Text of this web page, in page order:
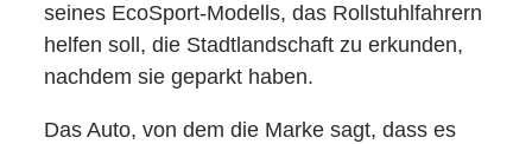
seines EcoSport-Modells, das Rollstuhlfahrern
helfen soll, die Stadtlandschaft zu erkunden,
nachdem sie geparkt haben.
Das Auto, von dem die Marke sagt, dass es